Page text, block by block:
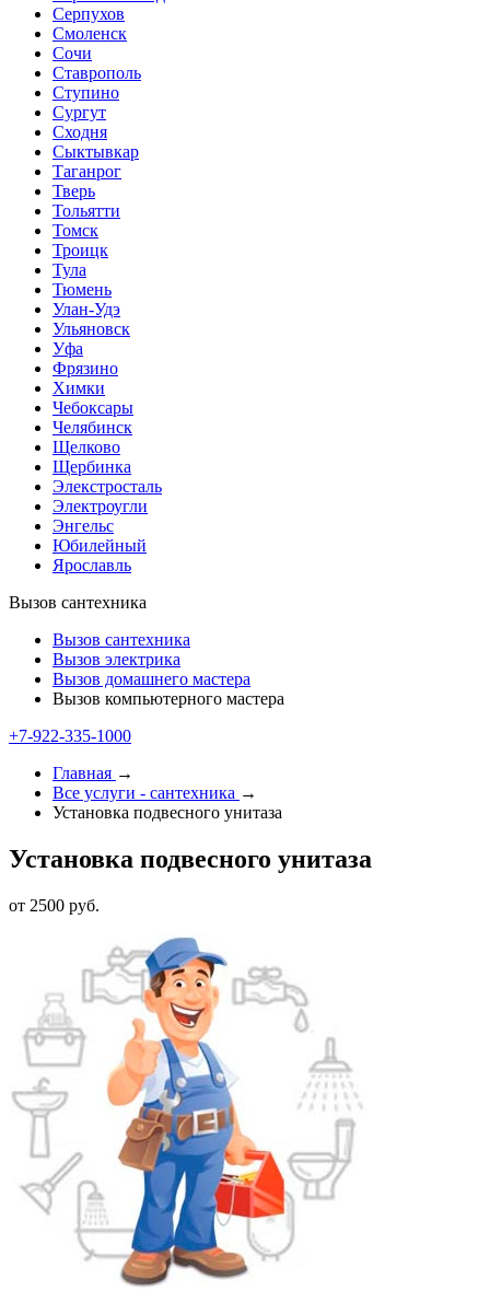
Серпухов
Смоленск
Сочи
Ставрополь
Ступино
Сургут
Сходня
Сыктывкар
Таганрог
Тверь
Тольятти
Томск
Троицк
Тула
Тюмень
Улан-Удэ
Ульяновск
Уфа
Фрязино
Химки
Чебоксары
Челябинск
Щелково
Щербинка
Элекстросталь
Электроугли
Энгельс
Юбилейный
Ярославль
Вызов сантехника
Вызов сантехника
Вызов электрика
Вызов домашнего мастера
Вызов компьютерного мастера
+7-922-335-1000
Главная →
Все услуги - cантехника →
Установка подвесного унитаза
Установка подвесного унитаза
от 2500 руб.